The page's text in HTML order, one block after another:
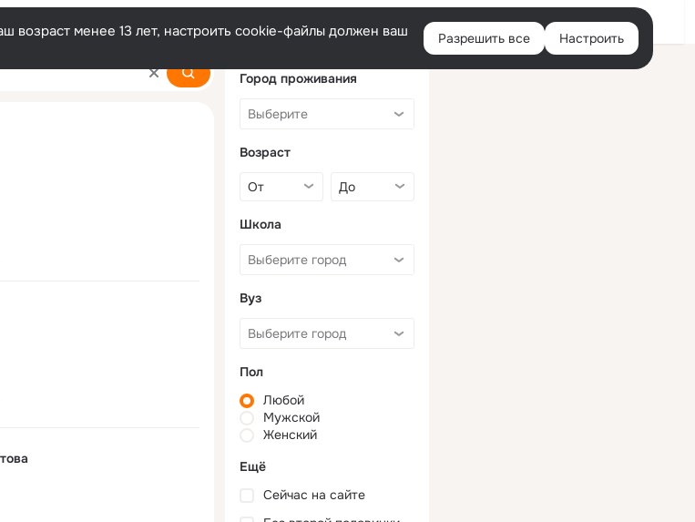
Войти
возраст менее 13 лет, настроить cookie-файлы должен ваш
Разрешить все Настроить
Город проживания
Возраст
Школа
Вуз
Пол
Любой
Мужской
Женский
Ещё
Сейчас на сайте